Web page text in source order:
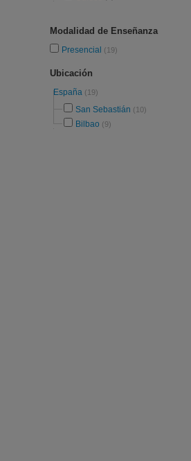
Modalidad de Enseñanza
Presencial (19)
Ubicación
España (19)
San Sebastián (10)
Bilbao (9)